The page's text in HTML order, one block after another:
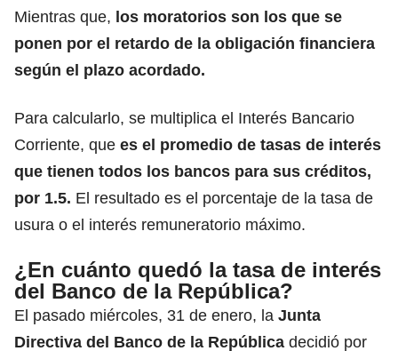
Mientras que, los moratorios son los que se
ponen por el retardo de la obligación financiera
según el plazo acordado.
Para calcularlo, se multiplica el Interés Bancario
Corriente, que es el promedio de tasas de interés
que tienen todos los bancos para sus créditos,
por 1.5. El resultado es el porcentaje de la tasa de
usura o el interés remuneratorio máximo.
¿En cuánto quedó la tasa de interés
del Banco de la República?
El pasado miércoles, 31 de enero, la Junta
Directiva del Banco de la República decidió por